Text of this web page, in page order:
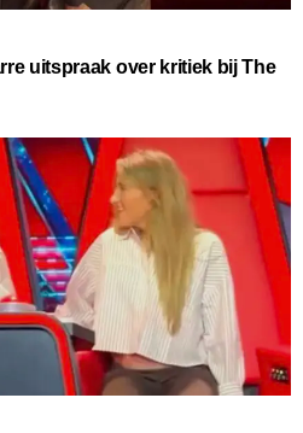
uitspraak over kritiek bij The